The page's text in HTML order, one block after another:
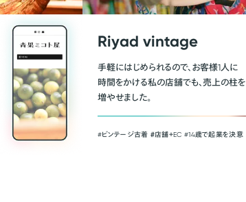
Riyad vintage
手軽にはじめられるので、お客様1人に
時間をかける私の店舗でも、売上の柱を
増やせました。
#ビンテージ古着 ＃店舗＋EC #14歳で起業を決意